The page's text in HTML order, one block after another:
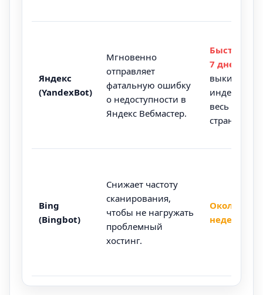
Яндекс
(YandexBot)
Мгновенно
отправляет
фатальную ошибку
о недоступности в
Яндекс Вебмастер.
Быстро (от
7 дней).
выкинуть
индекса
весь
страниц.
Bing
(Bingbot)
Снижает частоту
сканирования,
чтобы не нагружать
проблемный
хостинг.
Около 2
недель.